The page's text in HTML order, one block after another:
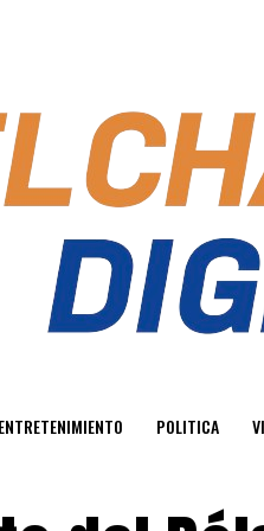
ENTRETENIMIENTO POLITICA